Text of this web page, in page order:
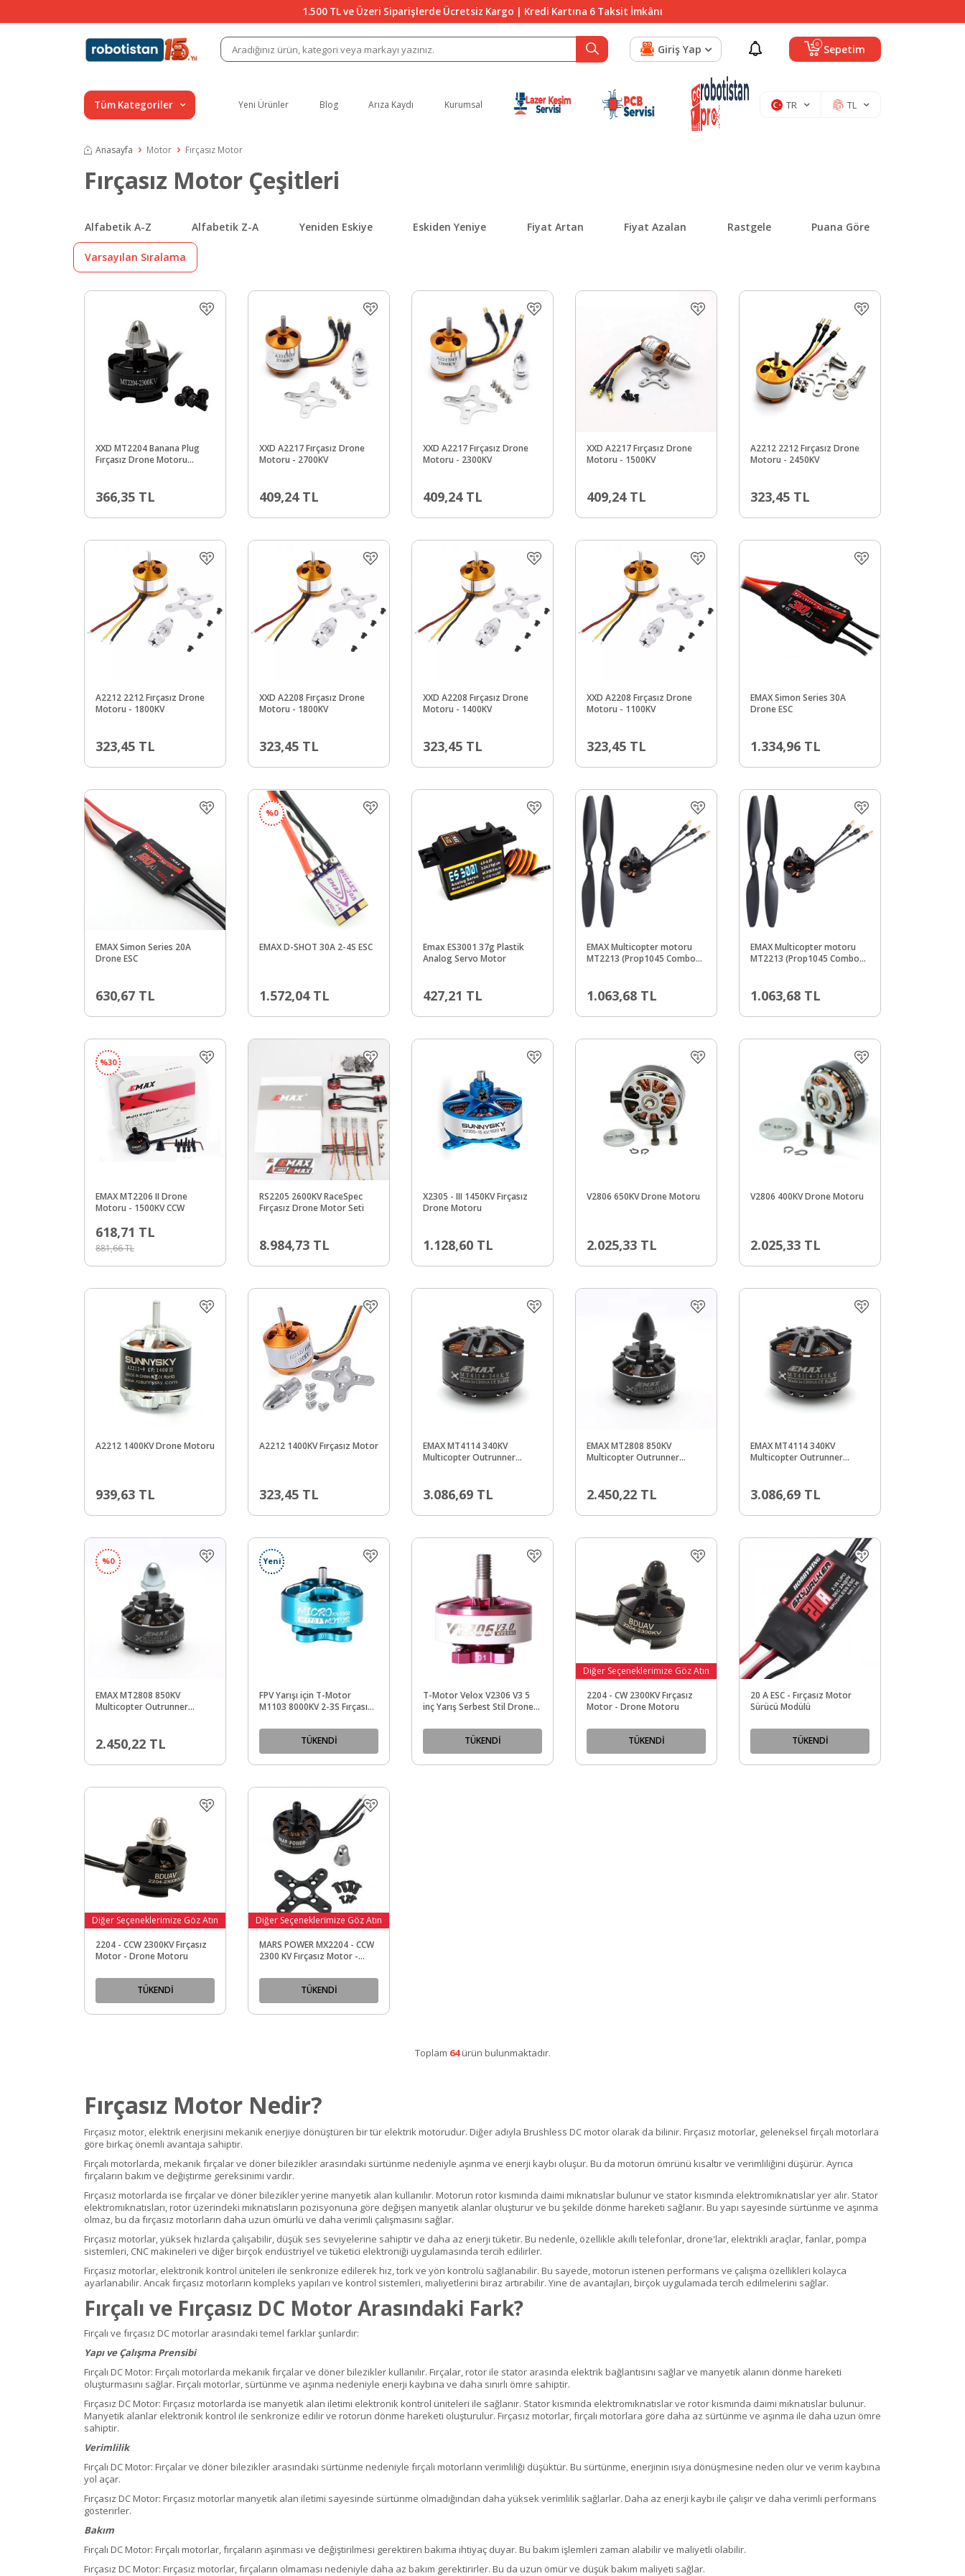
1.500 TL ve Üzeri Siparişlerde Ücretsiz Kargo | Kredi Kartına 6 Taksit İmkânı
0 Sepetim
Giriş Yap
Tüm Kategoriler Yeni Ürünler Blog Arıza Kaydı Kurumsal TR TL
Anasayfa Motor Fırçasız Motor
Fırçasız Motor Çeşitleri
Alfabetik A-Z Alfabetik Z-A Yeniden Eskiye Eskiden Yeniye Fiyat Artan Fiyat Azalan Rastgele Puana Göre
Varsayılan Sıralama
XXD MT2204 Banana Plug
Fırçasız Drone Motoru
366,35 TL
XXD A2217 Fırçasız Drone
Motoru - 2700KV
409,24TL
XXD A2217 Fırçasız Drone
Motoru - 2300KV
409,24TL
XXD A2217 Fırçasız Drone
Motoru - 1500KV
409,24TL
A2212 2212 Fırçasız Drone
Motoru - 2450KV
323,45 TL
A2212 2212 Fırçasız Drone
Motoru - 1800KV
323,45 TL
XXD A2208 Fırçasız Drone
Motoru - 1800KV
323,45 TL
XXD A2208 Fırçasız Drone
Motoru - 1400KV
323,45 TL
XXD A2208 Fırçasız Drone
Motoru - 1100KV
323,45 TL
EMAX Simon Series 30A
Drone ESC
1.334,96 TL
EMAX Simon Series 20A
Drone ESC
630,67 TL
%0
EMAX D-SHOT 30A 2-4S ESC
1.572,04TL
Emax ES3001 37g Plastik
Analog Servo Motor
427,21 TL
EMAX Multicopter motoru
MT2213 (Prop1045 Combo
1.063,68 TL
EMAX Multicopter motoru
MT2213 (Prop1045 Combo
1.063,68 TL
%30
EMAX MT2206 II Drone
Motoru - 1500KV CCW
881,66TL
618,71 TL
RS2205 2600KV RaceSpec
Fırçasız Drone Motor Seti
8.984,73 TL
X2305 - III 1450KV Fırçasız
Drone Motoru
1.128,60 TL
V2806 650KV Drone Motoru
2.025,33 TL
V2806 400KV Drone Motoru
2.025,33 TL
A2212 1400KV Drone Motoru
939,63 TL
A2212 1400KV Fırçasız Motor
323,45 TL
EMAX MT4114 340KV
Multicopter Outrunner
3.086,69 TL
EMAX MT2808 850KV
Multicopter Outrunner
2.450,22 TL
EMAX MT4114 340KV
Multicopter Outrunner
3.086,69 TL
%0
EMAX MT2808 850KV
Multicopter Outrunner
2.450,22 TL
Yeni
FPV Yarışı için T-Motor
M1103 8000KV 2-3S Fırçasız
TÜKENDİ
T-Motor Velox V2306 V3 5
inç Yarış Serbest Stil Drones
TÜKENDİ
Diğer Seçeneklerimize Göz Atın
2204 - CW 2300KV Fırçasız
Motor - Drone Motoru
TÜKENDİ
20 A ESC - Fırçasız Motor
Sürücü Modülü
TÜKENDİ
Diğer Seçeneklerimize Göz Atın
2204 - CCW 2300KV Fırçasız
Motor - Drone Motoru
TÜKENDİ
Diğer Seçeneklerimize Göz Atın
MARS POWER MX2204 - CCW
2300 KV Fırçasız Motor -
TÜKENDİ
Toplam 64ürün bulunmaktadır.
Fırçasız Motor Nedir?
Fırçasız motor, elektrik enerjisini mekanik enerjiye dönüştüren bir tür elektrik motorudur. Diğer adıyla Brushless DC motor olarak da bilinir. Fırçasız motorlar, geleneksel fırçalı motorlara
göre birkaç önemli avantaja sahiptir.
Fırçalı motorlarda, mekanik fırçalar ve döner bilezikler arasındaki sürtünme nedeniyle aşınma ve enerji kaybı oluşur. Bu da motorun ömrünü kısaltır ve verimliliğini düşürür. Ayrıca
fırçaların bakım ve değiştirme gereksinimi vardır.
Fırçasız motorlarda ise fırçalar ve döner bilezikler yerine manyetik alan kullanılır. Motorun rotor kısmında daimi mıknatıslar bulunur ve stator kısmında elektromıknatıslar yer alır. Stator
elektromıknatısları, rotor üzerindeki mıknatısların pozisyonuna göre değişen manyetik alanlar oluşturur ve bu şekilde dönme hareketi sağlanır. Bu yapı sayesinde sürtünme ve aşınma
olmaz, bu da fırçasız motorların daha uzun ömürlü ve daha verimli çalışmasını sağlar.
Fırçasız motorlar, yüksek hızlarda çalışabilir, düşük ses seviyelerine sahiptir ve daha az enerji tüketir. Bu nedenle, özellikle akıllı telefonlar, drone'lar, elektrikli araçlar, fanlar, pompa
sistemleri, CNC makineleri ve diğer birçok endüstriyel ve tüketici elektroniği uygulamasında tercih edilirler.
Fırçasız motorlar, elektronik kontrol üniteleri ile senkronize edilerek hız, tork ve yön kontrolü sağlanabilir. Bu sayede, motorun istenen performans ve çalışma özellikleri kolayca
ayarlanabilir. Ancak fırçasız motorların kompleks yapıları ve kontrol sistemleri, maliyetlerini biraz artırabilir. Yine de avantajları, birçok uygulamada tercih edilmelerini sağlar.
Fırçalı ve Fırçasız DC Motor Arasındaki Fark?
Fırçalı ve fırçasız DC motorlar arasındaki temel farklar şunlardır:
Yapı ve Çalışma Prensibi
Fırçalı DC Motor: Fırçalı motorlarda mekanik fırçalar ve döner bilezikler kullanılır. Fırçalar, rotor ile stator arasında elektrik bağlantısını sağlar ve manyetik alanın dönme hareketi
oluşturmasını sağlar. Fırçalı motorlar, sürtünme ve aşınma nedeniyle enerji kaybına ve daha sınırlı ömre sahiptir.
Fırçasız DC Motor: Fırçasız motorlarda ise manyetik alan iletimi elektronik kontrol üniteleri ile sağlanır. Stator kısmında elektromıknatıslar ve rotor kısmında daimi mıknatıslar bulunur.
Manyetik alanlar elektronik kontrol ile senkronize edilir ve rotorun dönme hareketi oluşturulur. Fırçasız motorlar, fırçalı motorlara göre daha az sürtünme ve aşınma ile daha uzun ömre
sahiptir.
Verimlilik
Fırçalı DC Motor: Fırçalar ve döner bilezikler arasındaki sürtünme nedeniyle fırçalı motorların verimliliği düşüktür. Bu sürtünme, enerjinin ısıya dönüşmesine neden olur ve verim kaybına
yol açar.
Fırçasız DC Motor: Fırçasız motorlar manyetik alan iletimi sayesinde sürtünme olmadığından daha yüksek verimlilik sağlarlar. Daha az enerji kaybı ile çalışır ve daha verimli performans
gösterirler.
Bakım
Fırçalı DC Motor: Fırçalı motorlar, fırçaların aşınması ve değiştirilmesi gerektiren bakıma ihtiyaç duyar. Bu bakım işlemleri zaman alabilir ve maliyetli olabilir.
Fırçasız DC Motor: Fırçasız motorlar, fırçaların olmaması nedeniyle daha az bakım gerektirirler. Bu da uzun ömür ve düşük bakım maliyeti sağlar.